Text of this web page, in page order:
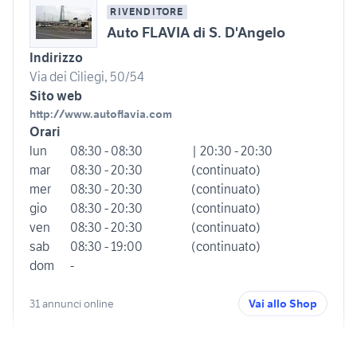
RIVENDITORE
Auto FLAVIA di S. D'Angelo
Indirizzo
Via dei Ciliegi, 50/54
Sito web
http://www.autoflavia.com
Orari
lun
08:30 - 08:30
| 20:30 - 20:30
mar
08:30 - 20:30
(continuato)
mer
08:30 - 20:30
(continuato)
gio
08:30 - 20:30
(continuato)
ven
08:30 - 20:30
(continuato)
sab
08:30 - 19:00
(continuato)
dom
-
31 annunci online Vai allo Shop